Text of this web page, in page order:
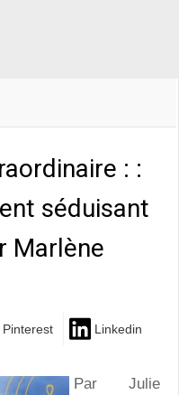
: :
séduisant
Marlène
Pinterest Linkedin
Par Julie